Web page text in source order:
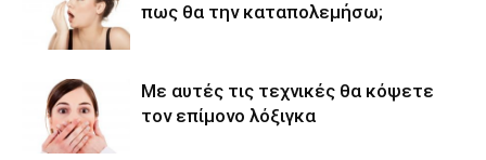
πως θα την καταπολεμήσω;
Με αυτές τις τεχνικές θα κόψετε
τον επίμονο λόξιγκα